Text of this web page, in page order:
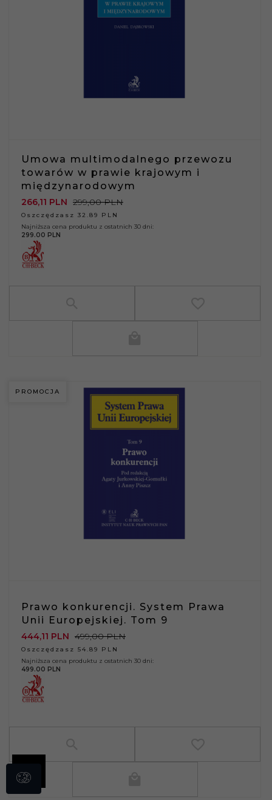
Umowa multimodalnego przewozu
towarów w prawie krajowym i
międzynarodowym
266,11 PLN 299,00 PLN
Oszczędzasz 32.89 PLN
Najniższa cena produktu z ostatnich 30 dni:
299.00 PLN
PROMOCJA
Prawo konkurencji. System Prawa
Unii Europejskiej. Tom 9
444,11 PLN 499,00 PLN
Oszczędzasz 54.89 PLN
Najniższa cena produktu z ostatnich 30 dni:
499.00 PLN